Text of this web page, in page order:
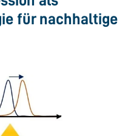
für nachhaltige